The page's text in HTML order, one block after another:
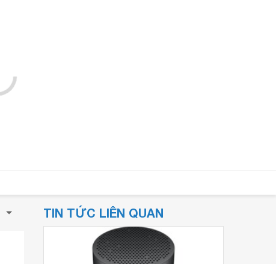
TIN TỨC LIÊN QUAN